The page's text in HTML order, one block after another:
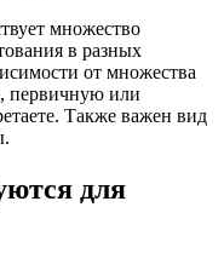
множество
в разных
от множества
первичную или
Также важен вид
для